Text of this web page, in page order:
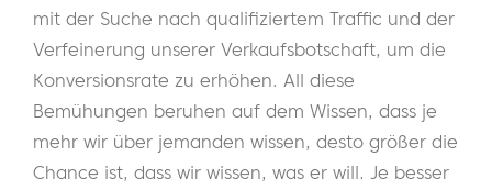
mit der Suche nach qualifiziertem Traffic und der
Verfeinerung unserer Verkaufsbotschaft, um die
Konversionsrate zu erhöhen. All diese
Bemühungen beruhen auf dem Wissen, dass je
mehr wir über jemanden wissen, desto größer die
Chance ist, dass wir wissen, was er will. Je besser